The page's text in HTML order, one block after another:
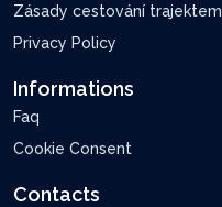
Zásady cestování trajektem
Privacy Policy
Informations
Faq
Cookie Consent
Contacts